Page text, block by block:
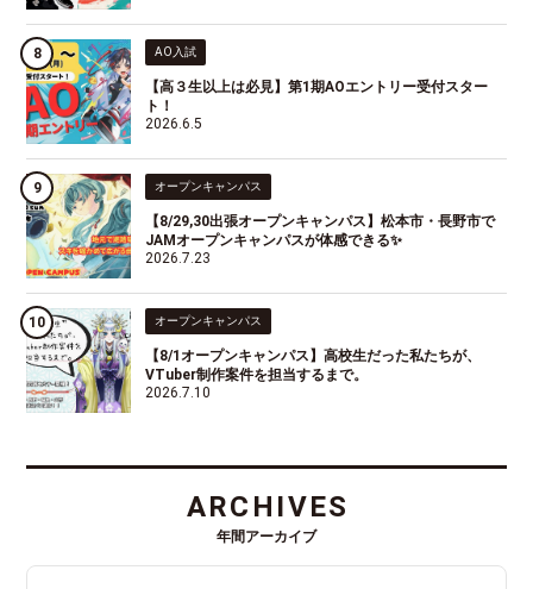
AO入試
【高３生以上は必見】第1期AOエントリー受付スター
ト！
2026.6.5
オープンキャンパス
【8/29,30出張オープンキャンパス】松本市・長野市で
JAMオープンキャンパスが体感できる✨
2026.7.23
オープンキャンパス
【8/1オープンキャンパス】高校生だった私たちが、
VTuber制作案件を担当するまで。
2026.7.10
ARCHIVES
年間アーカイブ